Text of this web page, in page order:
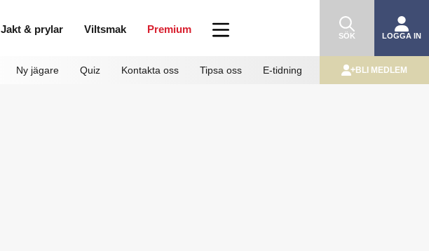
Ny jägare Quiz Kontakta oss Tipsa oss E-tidning
Jakt & prylar Viltsmak Premium
SÖK LOGGA IN
BLI MEDLEM